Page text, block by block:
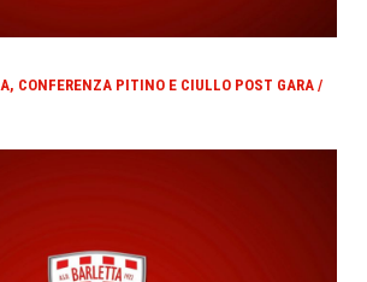
CONFERENZA PITINO E CIULLO POST GARA /